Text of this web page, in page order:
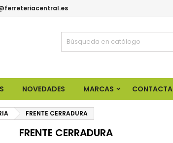
NOVEDADES MARCAS CONTACTA
FRENTE CERRADURA
FRENTE CERRADURA